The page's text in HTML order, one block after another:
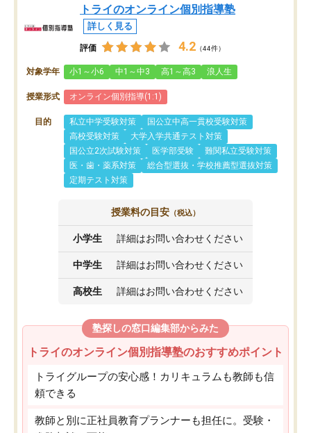
トライのオンライン個別指導塾
詳しく見る
評価 4.2 （44件）
対象学年 小1～小6 中1～中3 高1～高3 浪人生
授業形式 オンライン個別指導(1:1)
目的 私立中学受験対策
国公立中高一貫校受験対策
高校受験対策
大学入学共通テスト対策
国公立2次試験対策
医学部受験
難関私立受験対策
医・歯・薬系対策
総合型選抜・学校推薦型選抜対策
定期テスト対策
授業料の目安 （税込）
小学生 詳細はお問い合わせください
中学生 詳細はお問い合わせください
高校生 詳細はお問い合わせください
塾探しの窓口編集部からみた
トライのオンライン個別指導塾のおすすめポイント
トライグループの安心感！カリキュラムも教師も信
頼できる
教師と別に正社員教育プランナーも担任に。受験・